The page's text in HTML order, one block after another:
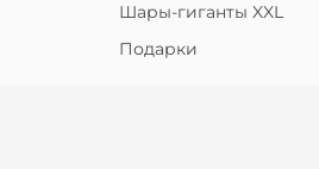
Шары-гиганты XXL
Подарки